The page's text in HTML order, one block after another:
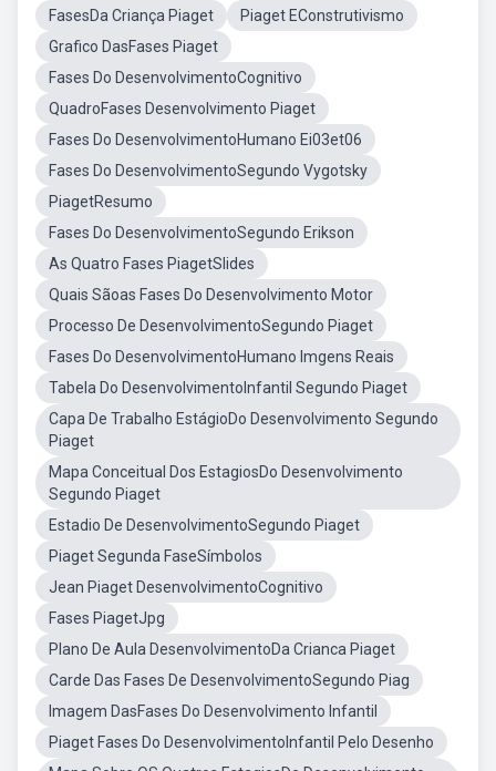
FasesDa Criança Piaget
Piaget EConstrutivismo
Grafico DasFases Piaget
Fases Do DesenvolvimentoCognitivo
QuadroFases Desenvolvimento Piaget
Fases Do DesenvolvimentoHumano Ei03et06
Fases Do DesenvolvimentoSegundo Vygotsky
PiagetResumo
Fases Do DesenvolvimentoSegundo Erikson
As Quatro Fases PiagetSlides
Quais Sãoas Fases Do Desenvolvimento Motor
Processo De DesenvolvimentoSegundo Piaget
Fases Do DesenvolvimentoHumano Imgens Reais
Tabela Do DesenvolvimentoInfantil Segundo Piaget
Capa De Trabalho EstágioDo Desenvolvimento Segundo
Piaget
Mapa Conceitual Dos EstagiosDo Desenvolvimento
Segundo Piaget
Estadio De DesenvolvimentoSegundo Piaget
Piaget Segunda FaseSímbolos
Jean Piaget DesenvolvimentoCognitivo
Fases PiagetJpg
Plano De Aula DesenvolvimentoDa Crianca Piaget
Carde Das Fases De DesenvolvimentoSegundo Piag
Imagem DasFases Do Desenvolvimento Infantil
Piaget Fases Do DesenvolvimentoInfantil Pelo Desenho